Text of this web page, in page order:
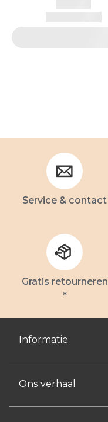
Service & contact
Gratis retourneren
*
Informatie
Ons verhaal